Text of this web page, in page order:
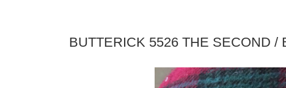
BUTTERICK 5526 THE SECOND /